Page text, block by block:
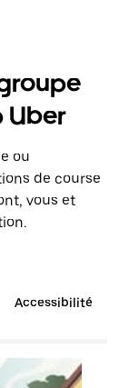
Uber
ou
de course
vous et
Accessibilité